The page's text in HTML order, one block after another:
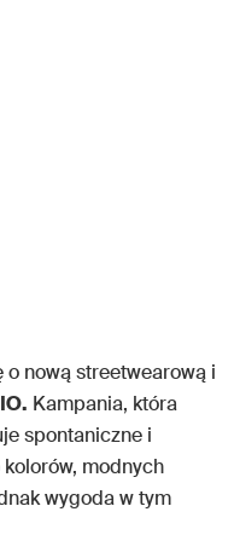
nową streetwearową i
Kampania, która
spontaniczne i
modnych
wygoda w tym